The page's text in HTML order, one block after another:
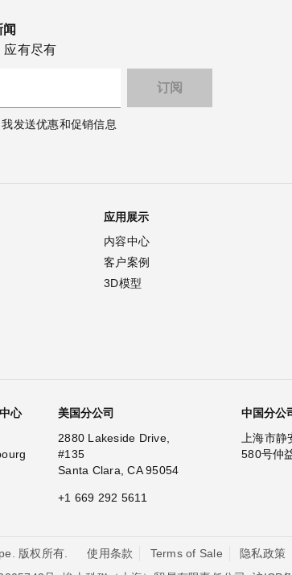
应有尽有
发送优惠和促销信息
应用展示
内容中心
客户案例
3D模型
心
美国分公司
2880 Lakeside Drive,
#135
Santa Clara, CA 95054
+1 669 292 5611
中国分公
上海市
580号仲
版权所有. 使用条款 Terms of Sale 隐私政策